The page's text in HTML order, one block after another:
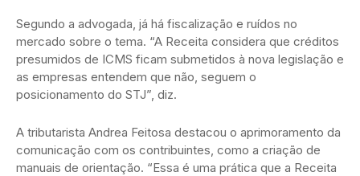
Segundo a advogada, já há fiscalização e ruídos no
mercado sobre o tema. “A Receita considera que créditos
presumidos de ICMS ficam submetidos à nova legislação e
as empresas entendem que não, seguem o
posicionamento do STJ”, diz.
A tributarista Andrea Feitosa destacou o aprimoramento da
comunicação com os contribuintes, como a criação de
manuais de orientação. “Essa é uma prática que a Receita